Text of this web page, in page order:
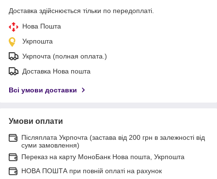
Доставка здійснюється тільки по передоплаті.
Нова Пошта
Укрпошта
Укрпочта (полная оплата.)
Доставка Нова пошта
Всі умови доставки
Умови оплати
Післяплата Укрпочта (застава від 200 грн в залежності від
суми замовлення)
Переказ на карту МоноБанк Нова пошта, Укрпошта
НОВА ПОШТА при повній оплаті на рахунок